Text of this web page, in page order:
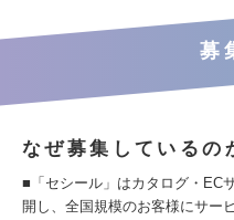
募
なぜ募集しているの
■「セシール」はカタログ・EC
開し、全国規模のお客様にサー